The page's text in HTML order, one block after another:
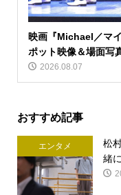
映画『Michael／マ
ポット映像＆場面
2026.08.07
おすすめ記事
エンタメ
松
緒